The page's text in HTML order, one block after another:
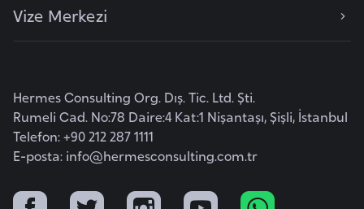
Vize Merkezi
Hermes Consulting Org. Dış. Tic. Ltd. Şti.
Rumeli Cad. No:78 Daire:4 Kat:1 Nişantaşı, Şişli, İstanbul
Telefon: +90 212 287 1111
E-posta: info@hermesconsulting.com.tr
d
k
C
u
m